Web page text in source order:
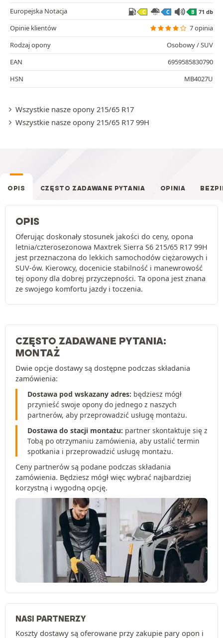
Europejska Notacja
C C B 71 db
Opinie klientów
7 opinia
Rodzaj opony
Osobowy / SUV
EAN
6959585830790
HSN
MB4027U
Wszystkie nasze opony 215/65 R17
Wszystkie nasze opony 215/65 R17 99H
OPIS CZĘSTO ZADAWANE PYTANIA OPINIA
OPIS
Oferując doskonały stosunek jakości do ceny, opona
letnia/czterosezonowa Maxtrek Sierra S6 215/65 R17 99H
jest przeznaczona do lekkich samochodów ciężarowych i
SUV-ów. Kierowcy, docenicie stabilność i manewrowość
tej opony dla dobrej przyczepności. Ta opona jest znana
ze swojego komfortu jazdy i toczenia.
CZĘSTO ZADAWANE PYTANIA:
MONTAŻ
Dwie opcje dostawy są dostępne podczas składania
zamówienia:
Dostawa pod wskazany adres: będziesz mógł
przynieść swoje opony do jednego z naszych
partnerów, aby przeprowadzić usługę montażu.
Dostawa do stacji montażu: partner skontaktuje się z
Tobą po otrzymaniu zamówienia, aby ustalić termin
spotkania i przeprowadzić usługę montażu.
Ceny partnerów są podane podczas składania
zamówienia. Będziesz mógł więc wybrać najbardziej
korzystną i wygodną opcję.
NASI PARTNERZY
Koszty dostawy są oferowane przy zakupie pary opon i